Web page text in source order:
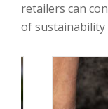
retailers can
of sustainability